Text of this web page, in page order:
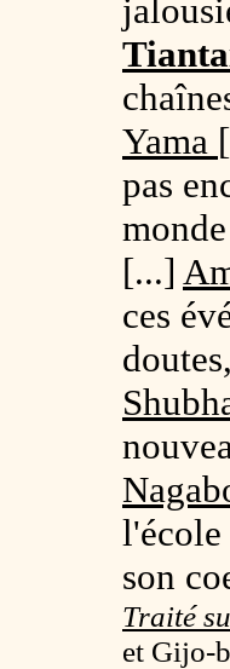
Yama
pas
[...]
ces
l'école
son
Traité
et Gijo-